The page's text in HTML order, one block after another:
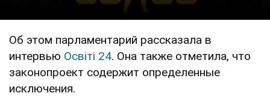
Об этом парламентарий рассказала в
интервью Освіті 24. Она также отметила, что
законопроект содержит определенные
исключения.